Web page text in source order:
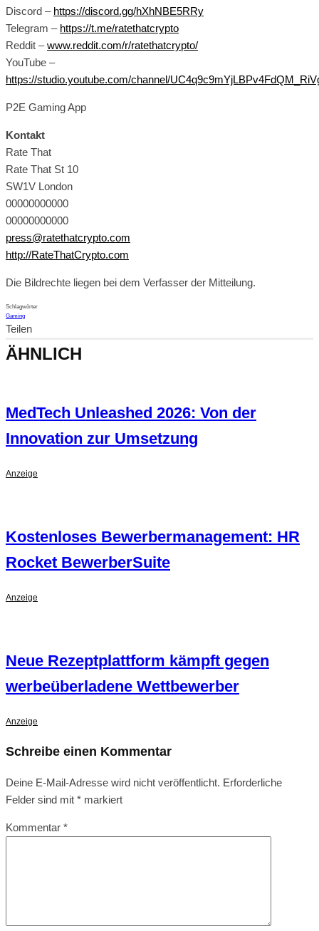
Discord – https://discord.gg/hXhNBE5RRy
Telegram – https://t.me/ratethatcrypto
Reddit –www.reddit.com/r/ratethatcrypto/
YouTube –
https://studio.youtube.com/channel/
P2E Gaming App
Kontakt
Rate That
Rate That St 10
SW1V London
00000000000
00000000000
press@ratethatcrypto.com
http://RateThatCrypto.com
Die Bildrechte liegen bei dem Verfasser der Mitteilung.
Schlagwörter
Gaming
Teilen
ÄHNLICH
MedTech Unleashed 2026: Von der
Innovation zur Umsetzung
Anzeige
Kostenloses Bewerbermanagement: HR
Rocket BewerberSuite
Anzeige
Neue Rezeptplattform kämpft gegen
werbeüberladene Wettbewerber
Anzeige
Schreibe einen Kommentar
Deine E-Mail-Adresse wird nicht veröffentlicht. Erforderliche
Felder sind mit * markiert
Kommentar *